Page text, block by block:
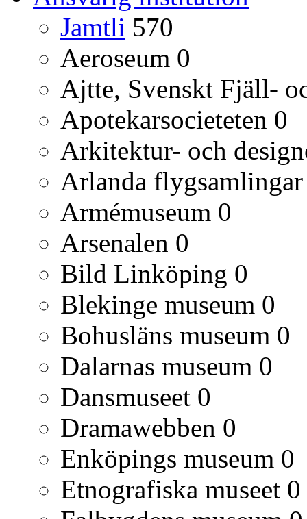
Jamtli 570
Aeroseum 0
Ajtte, Svenskt Fjäll-
Apotekarsocieteten 0
Arkitektur- och
Arlanda flygsamlingar
Armémuseum 0
Arsenalen 0
Bild Linköping 0
Blekinge museum 0
Bohusläns museum 0
Dalarnas museum 0
Dansmuseet 0
Dramawebben 0
Enköpings museum 0
Etnografiska museet 0